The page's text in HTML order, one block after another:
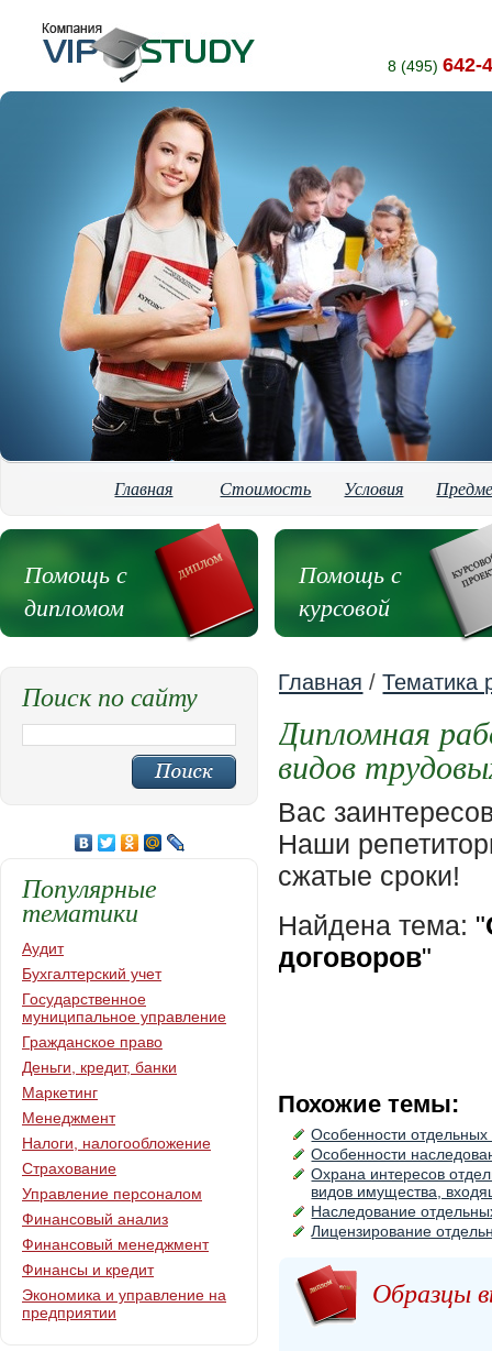
8 (495) 642-
Главная Стоимость Условия
Помощь с
дипломом
Помощь с
курсовой
Главная /Тематика
Дипломная
видов
Вас
Наши
сжатые сроки!
Найдена тема: "
договоров"
Похожие темы:
Особенности отдельных
Особенности
Охрана интересов
видов имущества,
Наследование
Лицензирование
Образцы
Поиск по сайту
Популярные
тематики
Аудит
Бухгалтерский учет
Государственное
муниципальное управление
Гражданское право
Деньги, кредит, банки
Маркетинг
Менеджмент
Налоги, налогообложение
Страхование
Управление персоналом
Финансовый анализ
Финансовый менеджмент
Финансы и кредит
Экономика и управление на
предприятии